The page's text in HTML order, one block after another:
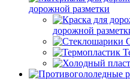
дорожной разметки
дорожной